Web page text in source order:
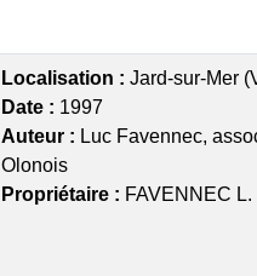
Localisation : Jard-sur-Mer
Date : 1997
Auteur : Luc Favennec,
Olonois
Propriétaire : FAVENNEC L.